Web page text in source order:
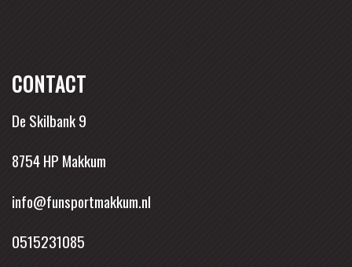
CONTACT
De Skilbank 9
8754 HP Makkum
info@funsportmakkum.nl
0515231085